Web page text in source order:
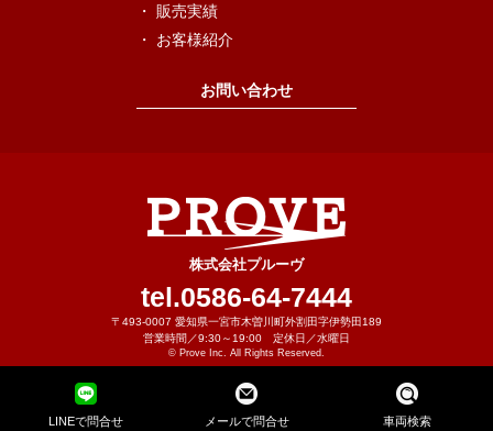
販売実績
お客様紹介
お問い合わせ
株式会社プルーヴ
tel.0586-64-7444
〒493-0007 愛知県一宮市木曽川町外割田字伊勢田189
営業時間／9:30～19:00 定休日／水曜日
© Prove Inc. All Rights Reserved.
LINEで問合せ メールで問合せ 車両検索